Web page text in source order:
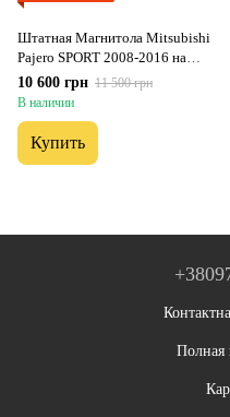
Штатная Магнитола Mitsubishi
Pajero SPORT 2008-2016 на
Android Модель ТС10-8octaTop-
4G-DSP-CarPlay
10 600 грн 11 500 грн
В наличии
Купить
Полная